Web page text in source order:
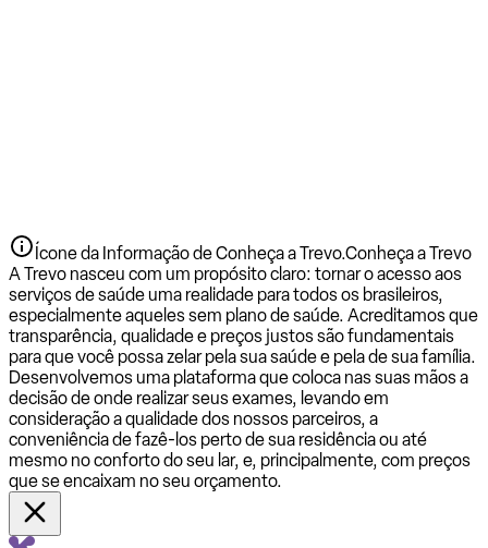
Ícone da Informação de Conheça a Trevo.Conheça a Trevo
A Trevo nasceu com um propósito claro: tornar o acesso aos
serviços de saúde uma realidade para todos os brasileiros,
especialmente aqueles sem plano de saúde. Acreditamos que
transparência, qualidade e preços justos são fundamentais
para que você possa zelar pela sua saúde e pela de sua família.
Desenvolvemos uma plataforma que coloca nas suas mãos a
decisão de onde realizar seus exames, levando em
consideração a qualidade dos nossos parceiros, a
conveniência de fazê-los perto de sua residência ou até
mesmo no conforto do seu lar, e, principalmente, com preços
que se encaixam no seu orçamento.